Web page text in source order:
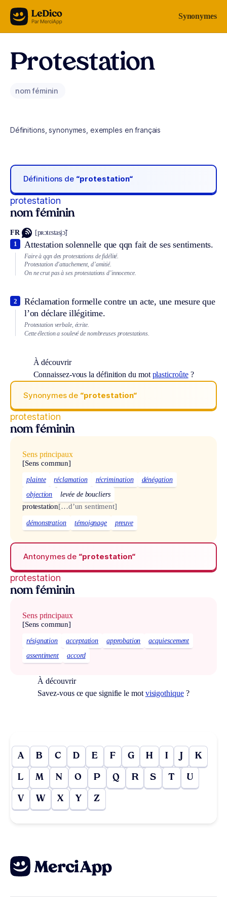
Aller au contenu Synonymes
Protestation
nom féminin
Définitions, synonymes, exemples en français
Définitions de “protestation“
protestation
nom féminin
FR [pʀɔtɛstasjɔ̃]
Attestation solennelle que qqn fait de ses sentiments.
1
Faire à qqn des protestations de fidélité.
Protestation d’attachement, d’amitié.
On ne crut pas à ses protestations d’innocence.
Réclamation formelle contre un acte, une mesure que
l’on déclare illégitime.
2
Protestation verbale, écrite.
Cette élection a soulevé de nombreuses protestations.
À découvrir
Connaissez-vous la définition du mot plasticroûte?
Synonymes de “protestation“
protestation
nom féminin
Sens principaux
[Sens commun]
plainte réclamation récrimination
dénégation
objection
levée de boucliers
protestation[…d’un sentiment]
démonstration témoignage preuve
Antonymes de “protestation“
protestation
nom féminin
Sens principaux
[Sens commun]
résignation acceptation approbation
acquiescement
assentiment
accord
À découvrir
Savez-vous ce que signifie le mot visigothique?
A B C D E F G H I J K
L M N O P Q R S T U
V W X Y Z